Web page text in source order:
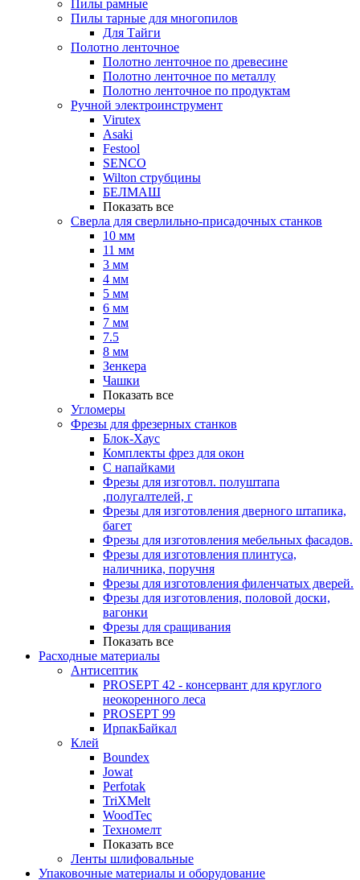
Пилы рамные
Пилы тарные для многопилов
Для Тайги
Полотно ленточное
Полотно ленточное по древесине
Полотно ленточное по металлу
Полотно ленточное по продуктам
Ручной электроинструмент
Virutex
Asaki
Festool
SENCO
Wilton струбцины
БЕЛМАШ
Показать все
Сверла для сверлильно-присадочных станков
10 мм
11 мм
3 мм
4 мм
5 мм
6 мм
7 мм
7.5
8 мм
Зенкера
Чашки
Показать все
Угломеры
Фрезы для фрезерных станков
Блок-Хаус
Комплекты фрез для окон
С напайками
Фрезы для изготовл. полуштапа
,полугалтелей, г
Фрезы для изготовления дверного штапика,
багет
Фрезы для изготовления мебельных фасадов.
Фрезы для изготовления плинтуса,
наличника, поручня
Фрезы для изготовления филенчатых дверей.
Фрезы для изготовления, половой доски,
вагонки
Фрезы для сращивания
Показать все
Расходные материалы
Антисептик
PROSEPT 42 - консервант для круглого
неокоренного леса
PROSEPT 99
ИрпакБайкал
Клей
Boundex
Jowat
Perfotak
TriXMelt
WoodTec
Техномелт
Показать все
Ленты шлифовальные
Упаковочные материалы и оборудование